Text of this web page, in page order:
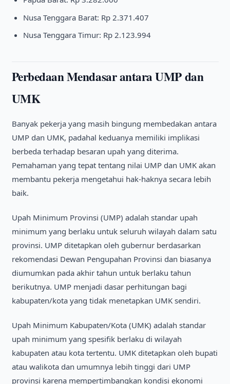
Nusa Tenggara Barat: Rp 2.371.407
Nusa Tenggara Timur: Rp 2.123.994
Perbedaan Mendasar antara UMP dan
UMK
Banyak pekerja yang masih bingung membedakan antara
UMP dan UMK, padahal keduanya memiliki implikasi
berbeda terhadap besaran upah yang diterima.
Pemahaman yang tepat tentang nilai UMP dan UMK akan
membantu pekerja mengetahui hak-haknya secara lebih
baik.
Upah Minimum Provinsi (UMP) adalah standar upah
minimum yang berlaku untuk seluruh wilayah dalam satu
provinsi. UMP ditetapkan oleh gubernur berdasarkan
rekomendasi Dewan Pengupahan Provinsi dan biasanya
diumumkan pada akhir tahun untuk berlaku tahun
berikutnya. UMP menjadi dasar perhitungan bagi
kabupaten/kota yang tidak menetapkan UMK sendiri.
Upah Minimum Kabupaten/Kota (UMK) adalah standar
upah minimum yang spesifik berlaku di wilayah
kabupaten atau kota tertentu. UMK ditetapkan oleh bupati
atau walikota dan umumnya lebih tinggi dari UMP
provinsi karena mempertimbangkan kondisi ekonomi